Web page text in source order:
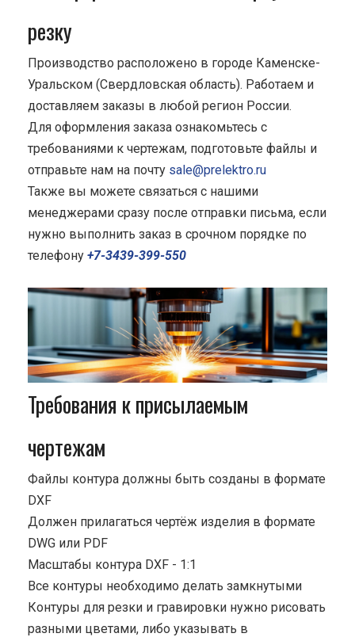
резку
Производство расположено в городе Каменске-
Уральском (Свердловская область). Работаем и
доставляем заказы в любой регион России.
Для оформления заказа ознакомьтесь с
требованиями к чертежам, подготовьте файлы и
отправьте нам на почту sale@prelektro.ru
Также вы можете связаться с нашими
менеджерами сразу после отправки письма, если
нужно выполнить заказ в срочном порядке по
телефону +7-3439-399-550
Требования к присылаемым
чертежам
Файлы контура должны быть созданы в формате
DXF
Должен прилагаться чертёж изделия в формате
DWG или PDF
Масштабы контура DXF - 1:1
Все контуры необходимо делать замкнутыми
Контуры для резки и гравировки нужно рисовать
разными цветами, либо указывать в